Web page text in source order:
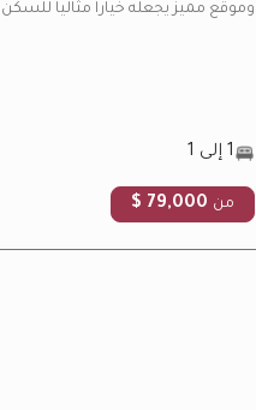
وموقع مميز يجعله خياراً مثالياً للسكن
1 إلى 1
من 79,000 $